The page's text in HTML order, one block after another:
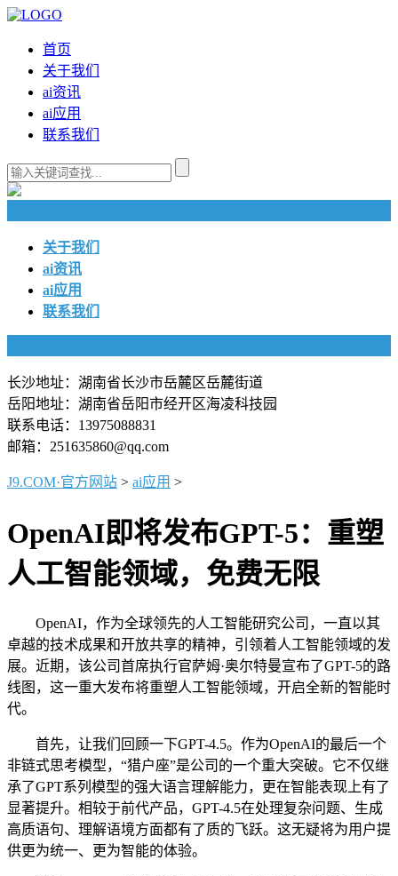
首页
关于我们
ai资讯
ai应用
联系我们
关于我们
ai资讯
ai应用
联系我们
长沙地址：湖南省长沙市岳麓区岳麓街道
岳阳地址：湖南省岳阳市经开区海凌科技园
联系电话：13975088831
邮箱：251635860@qq.com
J9.COM·官方网站 > ai应用 >
OpenAI即将发布GPT-5：重塑
人工智能领域，免费无限
OpenAI，作为全球领先的人工智能研究公司，一直以其
卓越的技术成果和开放共享的精神，引领着人工智能领域的发
展。近期，该公司首席执行官萨姆·奥尔特曼宣布了GPT-5的路
线图，这一重大发布将重塑人工智能领域，开启全新的智能时
代。
首先，让我们回顾一下GPT-4.5。作为OpenAI的最后一个
非链式思考模型，“猎户座”是公司的一个重大突破。它不仅继
承了GPT系列模型的强大语言理解能力，更在智能表现上有了
显著提升。相较于前代产品，GPT-4.5在处理复杂问题、生成
高质语句、理解语境方面都有了质的飞跃。这无疑将为用户提
供更为统一、更为智能的体验。